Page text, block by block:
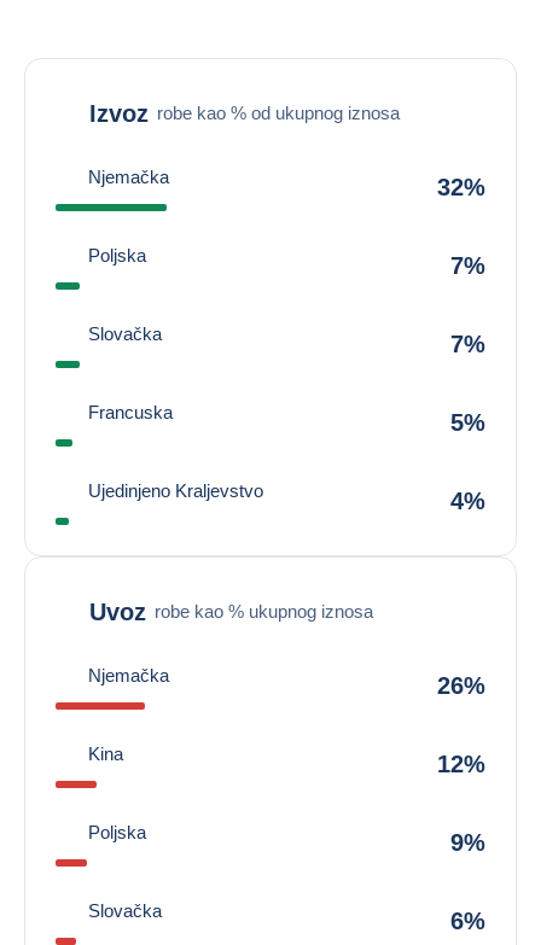
Izvoz robe kao % od ukupnog iznosa
Njemačka 32%
Poljska 7%
Slovačka 7%
Francuska 5%
Ujedinjeno Kraljevstvo 4%
Uvoz robe kao % ukupnog iznosa
Njemačka 26%
Kina 12%
Poljska 9%
Slovačka 6%